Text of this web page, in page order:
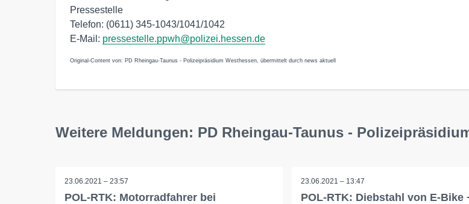
Pressestelle
Telefon: (0611) 345-1043/1041/1042
E-Mail: pressestelle.ppwh@polizei.hessen.de
Original-Content von: PD Rheingau-Taunus - Polizeipräsidium Westhessen, übermittelt durch news aktuell
Weitere Meldungen: PD Rheingau-Taunus -
23.06.2021 – 23:57
POL-RTK: Motorradfahrer bei
23.06.2021 – 13:47
POL-RTK: Diebstahl von E-Bike